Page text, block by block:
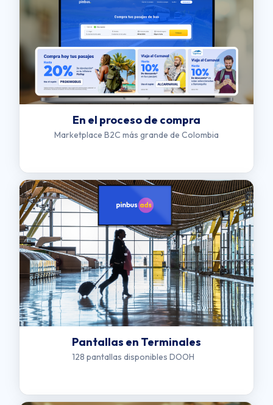
En el proceso de compra
Marketplace B2C más grande de Colombia
Pantallas en Terminales
128 pantallas disponibles DOOH